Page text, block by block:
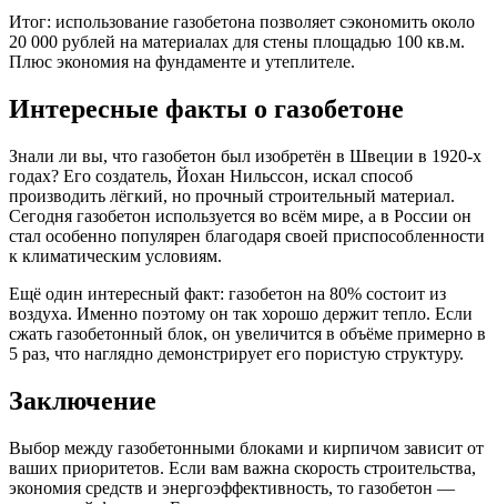
Итог: использование газобетона позволяет сэкономить около
20 000 рублей на материалах для стены площадью 100 кв.м.
Плюс экономия на фундаменте и утеплителе.
Интересные факты о газобетоне
Знали ли вы, что газобетон был изобретён в Швеции в 1920-х
годах? Его создатель, Йохан Нильссон, искал способ
производить лёгкий, но прочный строительный материал.
Сегодня газобетон используется во всём мире, а в России он
стал особенно популярен благодаря своей приспособленности
к климатическим условиям.
Ещё один интересный факт: газобетон на 80% состоит из
воздуха. Именно поэтому он так хорошо держит тепло. Если
сжать газобетонный блок, он увеличится в объёме примерно в
5 раз, что наглядно демонстрирует его пористую структуру.
Заключение
Выбор между газобетонными блоками и кирпичом зависит от
ваших приоритетов. Если вам важна скорость строительства,
экономия средств и энергоэффективность, то газобетон —